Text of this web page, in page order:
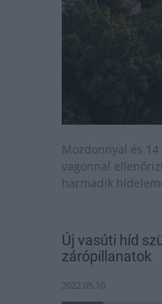
Mozdonnyal és
vagonnal
harmadik
Új vasúti híd
zárópillanatok
2022.05.10